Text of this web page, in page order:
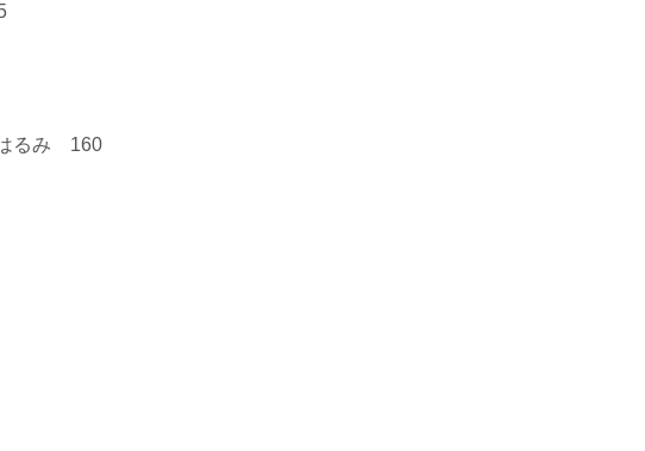
るみ 160